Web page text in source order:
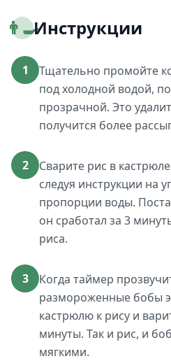
👨‍🍳Инструкции
1
Тщательно промойте
под холодной водой,
прозрачной. Это
получится более
2
Сварите рис в
следуя инструкции на
пропорции воды.
он сработал за 3
риса.
3
Когда таймер
размороженные бобы
кастрюлю к рису и
минуты. Так и рис, и
мягкими.